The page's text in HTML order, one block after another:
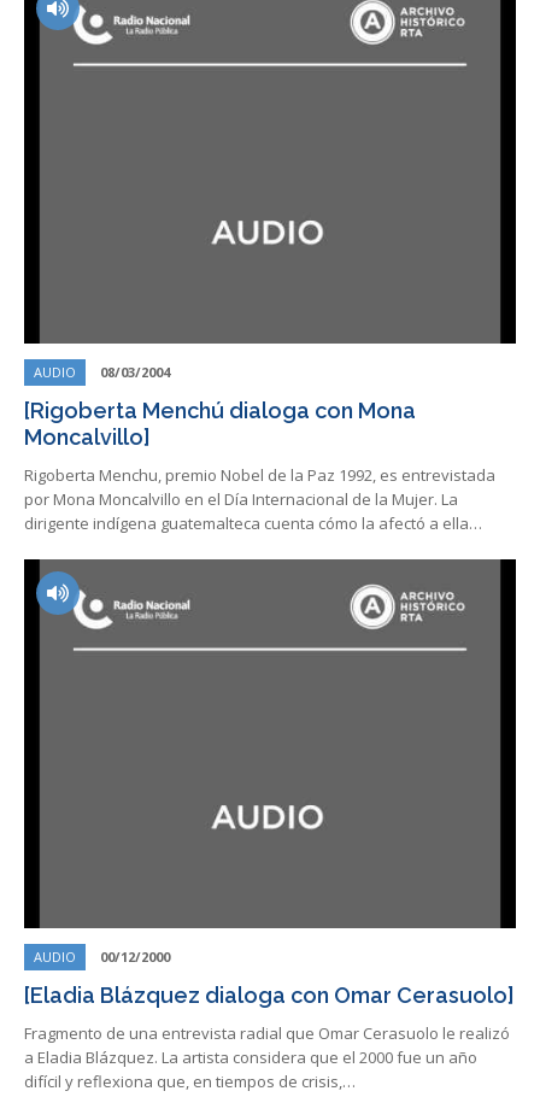
AUDIO 08/03/2004
[Rigoberta Menchú dialoga con Mona
Moncalvillo]
Rigoberta Menchu, premio Nobel de la Paz 1992, es entrevistada
por Mona Moncalvillo en el Día Internacional de la Mujer. La
dirigente indígena guatemalteca cuenta cómo la afectó a ella…
AUDIO 00/12/2000
[Eladia Blázquez dialoga con Omar Cerasuolo]
Fragmento de una entrevista radial que Omar Cerasuolo le realizó
a Eladia Blázquez. La artista considera que el 2000 fue un año
difícil y reflexiona que, en tiempos de crisis,…